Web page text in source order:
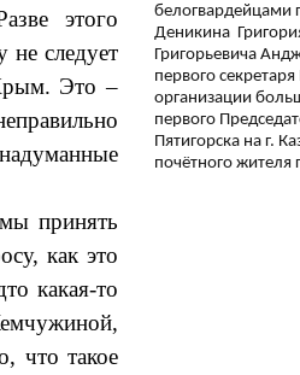
этого
не следует
Это –
принять
как это
какая-то
что такое
белогвардейцами
Деникина
Григорьевича
первого
организации
первого
Пятигорска на г.
почётного жителя